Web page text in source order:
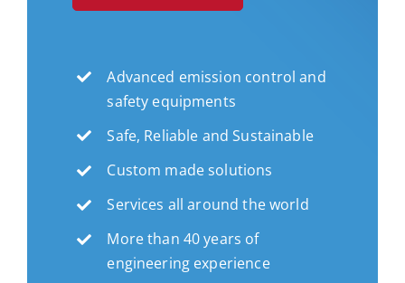
Advanced emission control and
safety equipments
Safe, Reliable and Sustainable
Custom made solutions
Services all around the world
More than 40 years of
engineering experience